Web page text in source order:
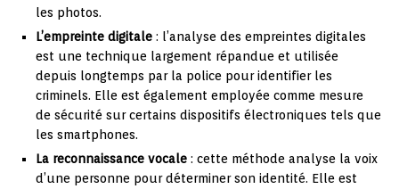
les photos.
L’empreinte digitale : l’analyse des empreintes digitales
est une technique largement répandue et utilisée
depuis longtemps par la police pour identifier les
criminels. Elle est également employée comme mesure
de sécurité sur certains dispositifs électroniques tels que
les smartphones.
La reconnaissance vocale : cette méthode analyse la voix
d’une personne pour déterminer son identité. Elle est